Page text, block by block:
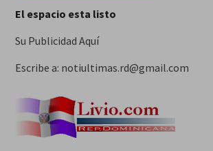
El espacio esta listo
Su Publicidad Aquí
Escribe a: notiultimas.rd@gmail.com